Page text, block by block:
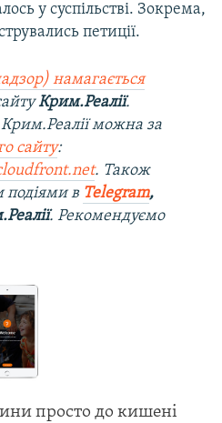
у суспільстві. Зокрема,
петиції.
намагається
Крим.Реалії.
можна за
сайту:
. Також
подіями в Telegram,
. Рекомендуємо
просто до кишені